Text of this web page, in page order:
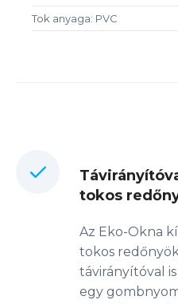
Tok anyaga: PVC
tokos
Az Eko-Okna
tokos
távirányítóval
egy